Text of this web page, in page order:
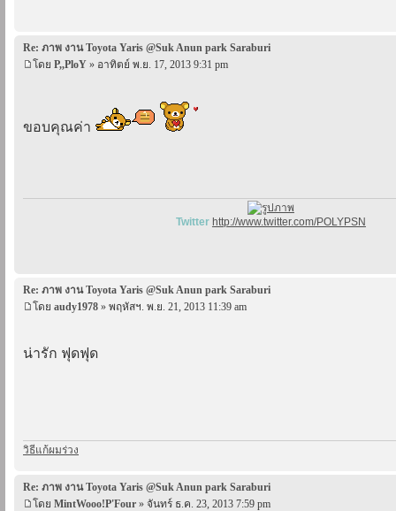
Re: ภาพ งาน Toyota Yaris @Suk Anun park Saraburi
โดย P,,PloY » อาทิตย์ พ.ย. 17, 2013 9:31 pm
ขอบคุณค่า
Twitter http://www.twitter.com/POLYPSN
Re: ภาพ งาน Toyota Yaris @Suk Anun park Saraburi
โดย audy1978 » พฤหัสฯ. พ.ย. 21, 2013 11:39 am
น่ารัก ฟุดฟุด
วิธีแก้ผมร่วง
Re: ภาพ งาน Toyota Yaris @Suk Anun park Saraburi
โดย MintWooo!P'Four » จันทร์ ธ.ค. 23, 2013 7:59 pm